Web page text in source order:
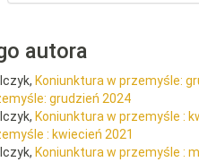
autora
Koniunktura w przemyśle:
grudzień 2024
Koniunktura w przemyśle :
: kwiecień 2021
Koniunktura w przemyśle :